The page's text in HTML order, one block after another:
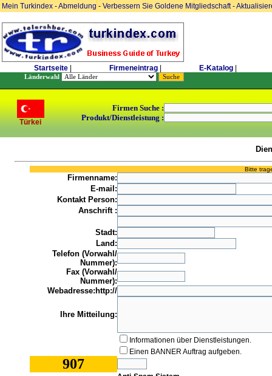
Mein Turkindex -Abmeldung- Verbessern Sie Goldene Mitgliedschaft-
Startseite Firmeneintrag E-Katalog
Länderwahl
Türkei
Firmen Suche :
Produkt/Dienstleistung :
Bitte
Firmenname:
E-mail:
Kontakt Person:
Anschrift :
Stadt:
Land:
Telefon (Vorwahl/
Nummer):
Fax (Vorwahl/
Nummer):
Webadresse:http://
Ihre Mitteilung:
Informationen über Dienstleistungen.
Einen BANNER Auftrag aufgeben.
907